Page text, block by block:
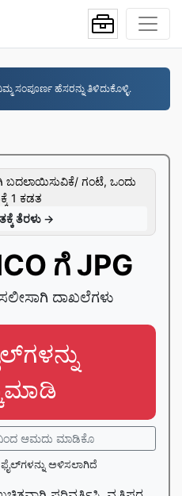
ಸಂಪೂರ್ಣ ಹೆಸರನ್ನು ತಿಳಿದುಕೊಳ್ಳಿ.
ಗಂಟೆ, ಒಂದು
1 ಕಡತ
ತೆರಳು →
ಗೆ JPG
ದಾಖಲೆಗಳು
ಆಮದು ಮಾಡಿಕೊ
ಅಳಿಸಲಾಗಿದೆ